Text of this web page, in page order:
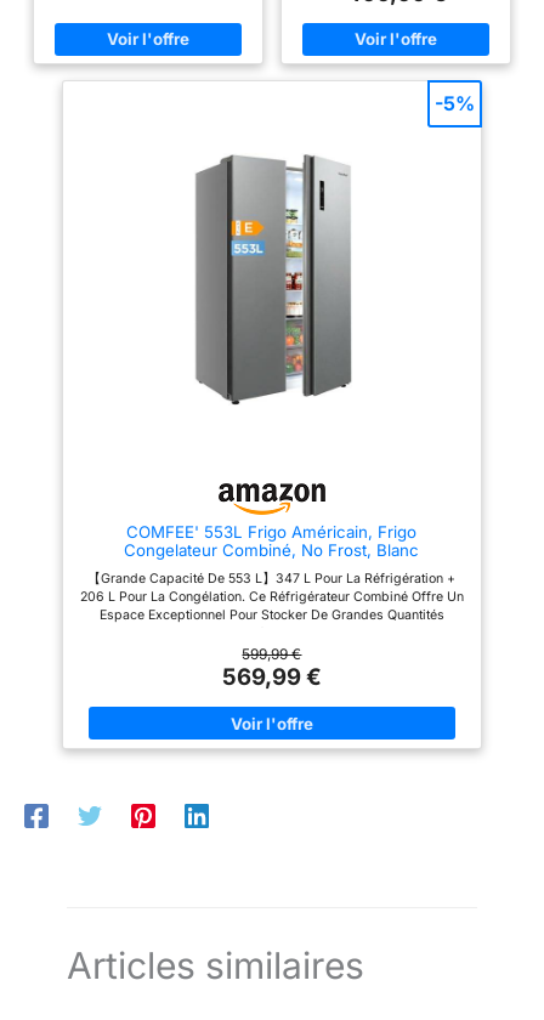
net du congélateur: 179 L
Emplacement du compartiment
à glace: Bord Capacité de
congélation: 13 kg/24h.
boissons, idéal pour la famille.
No Frost : La technologie No
Frost prévient la formation de
givre, préserve la qualité des
aliments et garantit un intérieur
propre. Compresseur Smart
Inverter : Le compresseur
inverter garantit des
stables tout en réduisant le bruit
et la consommation d'énergie.
Température : Les systèmes de
de la température dans chaque
longtemps. Contrôle Numérique
activez les modes en un seul
COMFEE' 553L Frigo Américain, Frigo
Congelateur Combiné, No Frost, Blanc
【Grande Capacité De 553 L】347 L Pour La Réfrigération +
206 L Pour La Congélation. Ce Réfrigérateur Combiné Offre Un
Espace Exceptionnel Pour Stocker De Grandes Quantités
Pour Ceux Qui Font Des Courses Hebdomadaires Sans Se
Soucier Du Manque D'espace. 【Technologie No Frost Sans
Givre】Le Système No Frost Évite Complètement La Formation
De Glace Et De Givre, Maintient L'intérieur Toujours Propre,
Prévient La Détérioration De La Qualité Des Aliments Et Élimine
La Nécessité De Dégeler Manuellement.
599,99 €
569,99 €
-5%
Articles similaires